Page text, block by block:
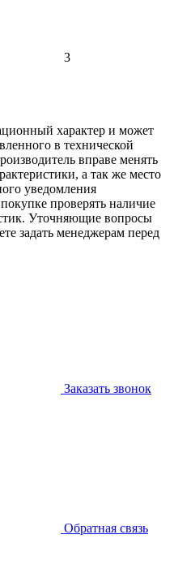
3
характер и может
в технической
вправе менять
а так же место
уведомления
проверять наличие
Уточняющие вопросы
задать менеджерам перед
Заказать звонок
Обратная связь